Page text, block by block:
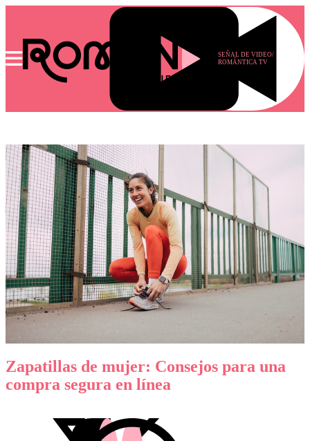
SEÑAL DE VIDEO/
ROMÁNTICA TV
Zapatillas de mujer: Consejos para una
compra segura en línea